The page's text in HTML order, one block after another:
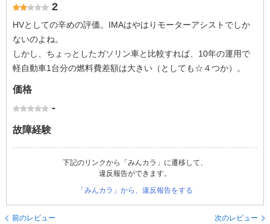
2
HVとしての辛めの評価。IMAはやはりモーターアシストでしか
ないのよね。
しかし、ちょっとしたガソリン車と比較すれば、10年の運用で
軽自動車1台分の燃料費差額は大きい（としても☆４つか）。
価格
-
故障経験
下記のリンクから「みんカラ」に遷移して、
違反報告ができます。
「みんカラ」から、違反報告をする
前のレビュー 次のレビュー